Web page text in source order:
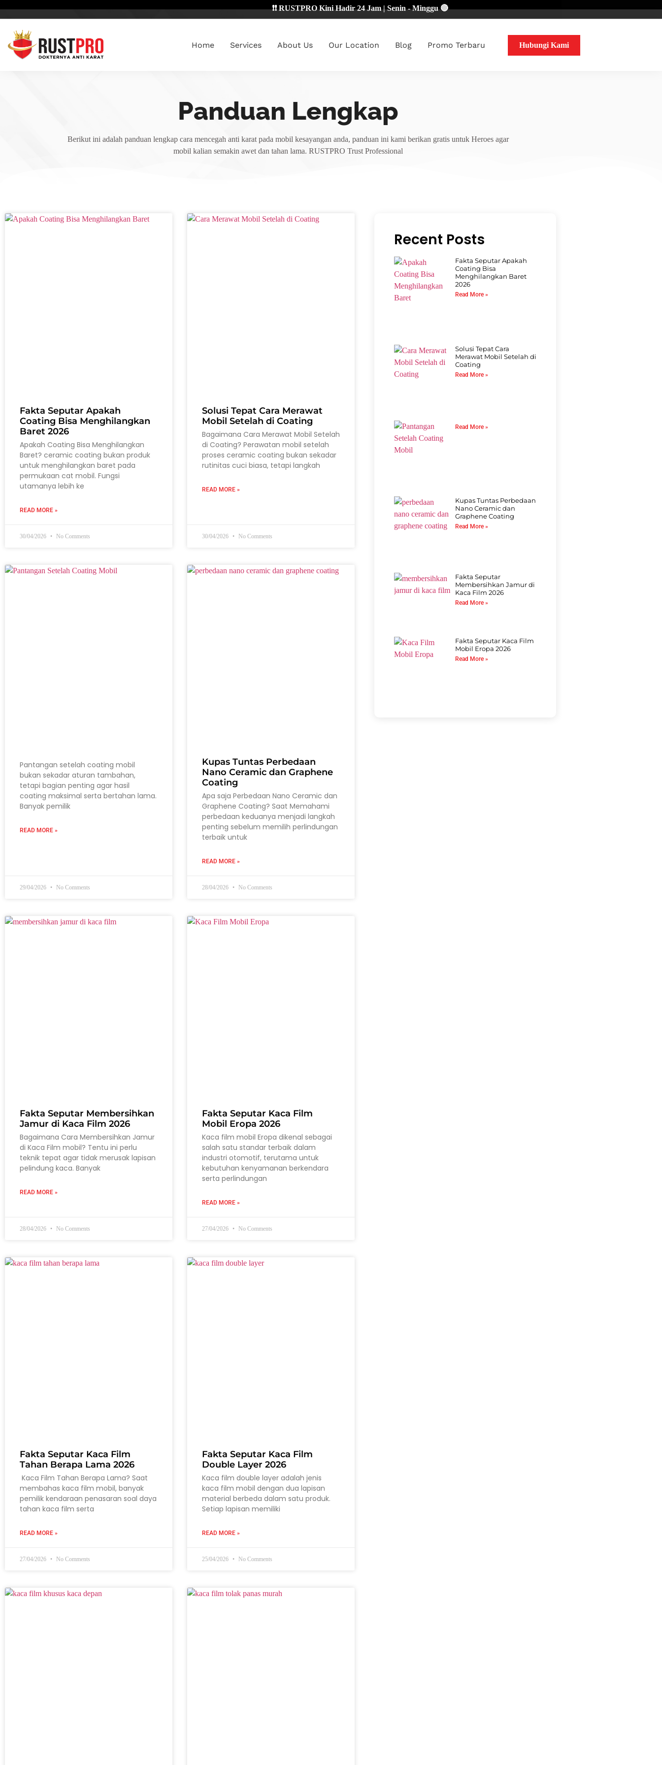
❗❗ RUSTPRO Kini Hadir 24 Jam | Senin - Minggu 🔴
Home Services About Us Our Location Blog Promo Terbaru Hubungi Kami
Panduan Lengkap
Berikut ini adalah panduan lengkap cara mencegah anti karat pada mobil kesayangan anda, panduan ini kami berikan gratis untuk Heroes agar
mobil kalian semakin awet dan tahan lama. RUSTPRO Trust Professional
Fakta Seputar Apakah
Coating Bisa Menghilangkan
Baret 2026
Apakah Coating Bisa Menghilangkan
Baret? ceramic coating bukan produk
untuk menghilangkan baret pada
permukaan cat mobil. Fungsi
utamanya lebih ke
READ MORE »
30/04/2026 No Comments
Solusi Tepat Cara Merawat
Mobil Setelah di Coating
Bagaimana Cara Merawat Mobil Setelah
di Coating? Perawatan mobil setelah
proses ceramic coating bukan sekadar
rutinitas cuci biasa, tetapi langkah
READ MORE »
30/04/2026 No Comments
Pantangan setelah coating mobil
bukan sekadar aturan tambahan,
tetapi bagian penting agar hasil
coating maksimal serta bertahan lama.
Banyak pemilik
READ MORE »
29/04/2026 No Comments
Kupas Tuntas Perbedaan
Nano Ceramic dan Graphene
Coating
Apa saja Perbedaan Nano Ceramic dan
Graphene Coating? Saat Memahami
perbedaan keduanya menjadi langkah
penting sebelum memilih perlindungan
terbaik untuk
READ MORE »
28/04/2026 No Comments
Fakta Seputar Membersihkan
Jamur di Kaca Film 2026
Bagaimana Cara Membersihkan Jamur
di Kaca Film mobil? Tentu ini perlu
teknik tepat agar tidak merusak lapisan
pelindung kaca. Banyak
READ MORE »
28/04/2026 No Comments
Fakta Seputar Kaca Film
Mobil Eropa 2026
Kaca film mobil Eropa dikenal sebagai
salah satu standar terbaik dalam
industri otomotif, terutama untuk
kebutuhan kenyamanan berkendara
serta perlindungan
READ MORE »
27/04/2026 No Comments
Fakta Seputar Kaca Film
Tahan Berapa Lama 2026
Kaca Film Tahan Berapa Lama? Saat
membahas kaca film mobil, banyak
pemilik kendaraan penasaran soal daya
tahan kaca film serta
READ MORE »
27/04/2026 No Comments
Fakta Seputar Kaca Film
Double Layer 2026
Kaca film double layer adalah jenis
kaca film mobil dengan dua lapisan
material berbeda dalam satu produk.
Setiap lapisan memiliki
READ MORE »
25/04/2026 No Comments
Recent Posts
Fakta Seputar Apakah
Coating Bisa
Menghilangkan Baret
2026
Read More »
Solusi Tepat Cara
Merawat Mobil Setelah di
Coating
Read More »
Read More »
Kupas Tuntas Perbedaan
Nano Ceramic dan
Graphene Coating
Read More »
Fakta Seputar
Membersihkan Jamur di
Kaca Film 2026
Read More »
Fakta Seputar Kaca Film
Mobil Eropa 2026
Read More »